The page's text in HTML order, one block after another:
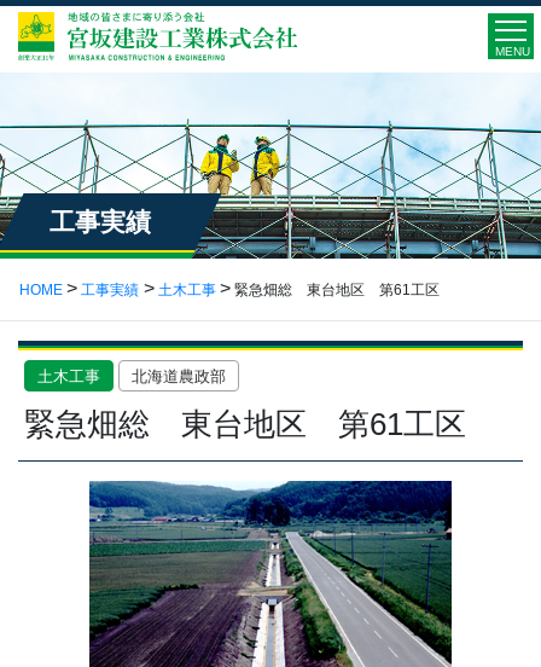
MENU
工事実績
HOME 工事実績 土木工事 緊急畑総 東台地区 第61工区
土木工事 北海道農政部
緊急畑総 東台地区 第61工区